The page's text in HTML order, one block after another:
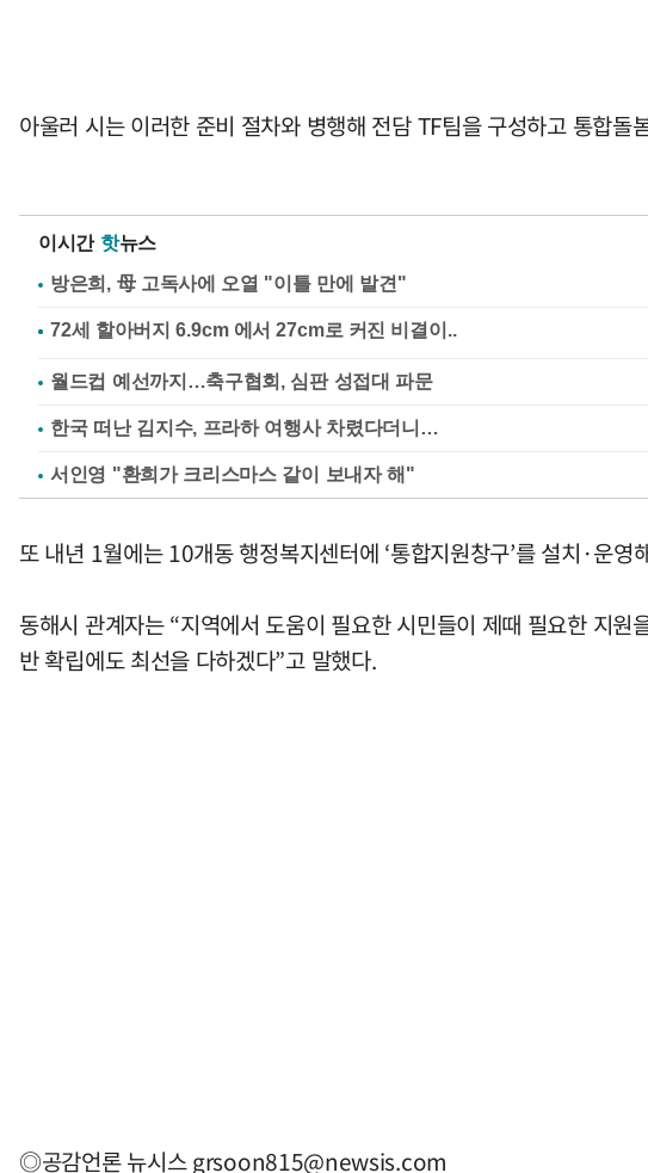
아울러 시는 이러한 준비 절차와 병행해 전담 TF팀을 구성하고 통합돌
이시간 핫뉴스
방은희, 母 고독사에 오열 "이틀 만에 발견"
월드컵 예선까지…축구협회, 심판 성접대 파문
한국 떠난 김지수, 프라하 여행사 차렸다더니…
서인영 "환희가 크리스마스 같이 보내자 해"
또 내년 1월에는 10개동 행정복지센터에 ‘통합지원창구’를 설치·운
동해시 관계자는 “지역에서 도움이 필요한 시민들이 제때 필요한 지
반 확립에도 최선을 다하겠다”고 말했다.
◎공감언론 뉴시스grsoon815@newsis.com